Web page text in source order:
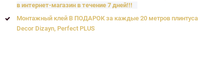
в интернет-магазин в течение 7 дней!!!
Монтажный клей В ПОДАРОК за каждые 20 метров плинтуса
Decor Dizayn, Perfect PLUS